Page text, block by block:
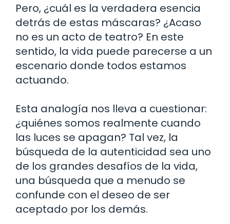
Pero, ¿cuál es la verdadera esencia
detrás de estas máscaras? ¿Acaso
no es un acto de teatro? En este
sentido, la vida puede parecerse a un
escenario donde todos estamos
actuando.
Esta analogía nos lleva a cuestionar:
¿quiénes somos realmente cuando
las luces se apagan? Tal vez, la
búsqueda de la autenticidad sea uno
de los grandes desafíos de la vida,
una búsqueda que a menudo se
confunde con el deseo de ser
aceptado por los demás.